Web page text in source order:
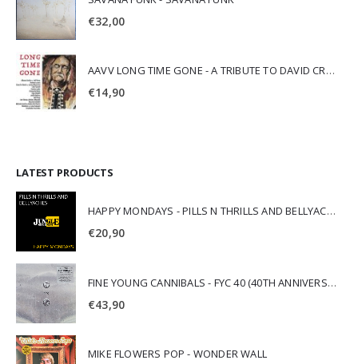
€32,00
AAVV LONG TIME GONE - A TRIBUTE TO DAVID CROSBY
€14,90
LATEST PRODUCTS
HAPPY MONDAYS - PILLS N THRILLS AND BELLYACHES
€20,90
FINE YOUNG CANNIBALS - FYC 40 (40TH ANNIVERSARY)
€43,90
MIKE FLOWERS POP - WONDER WALL